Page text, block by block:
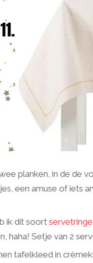
planken, in de de
een amuse of iets
ik dit soort
haha! Setje van 2
tafelkleed in